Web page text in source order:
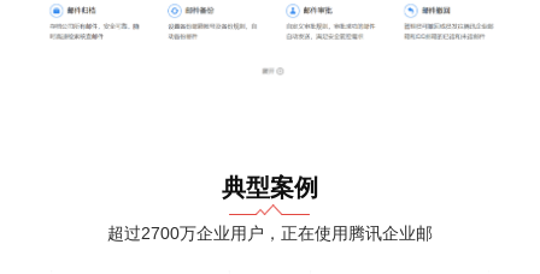
典型案例
超过2700万企业用户，正在使用腾讯企业邮